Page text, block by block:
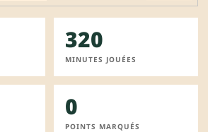
320
MINUTES JOUÉES
0
POINTS MARQUÉS